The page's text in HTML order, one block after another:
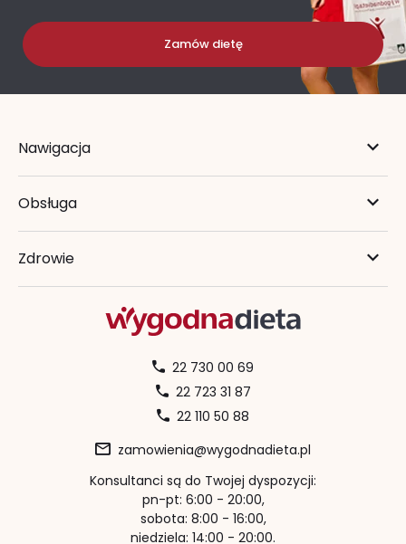
Zamów dietę
Nawigacja
Obsługa
Zdrowie
22 730 00 69
22 723 31 87
22 110 50 88
zamowienia@wygodnadieta.pl
Konsultanci są do Twojej dyspozycji:
pn-pt: 6:00 - 20:00,
sobota: 8:00 - 16:00,
niedziela: 14:00 - 20:00.